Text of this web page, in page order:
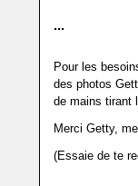
...
Pour les
des photos
de mains tirant
Merci Getty,
(Essaie de te